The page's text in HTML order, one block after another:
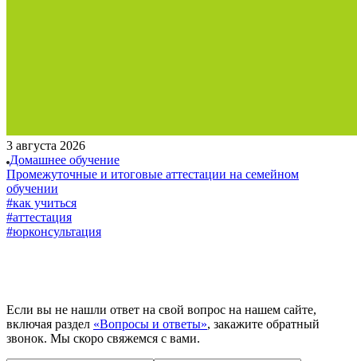
3 августа 2026
Домашнее обучение
Промежуточные и итоговые аттестации на семейном
обучении
#как учиться
#аттестация
#юрконсультация
Если вы не нашли ответ на свой вопрос на нашем сайте,
включая раздел «Вопросы и ответы», закажите обратный
звонок. Мы скоро свяжемся с вами.